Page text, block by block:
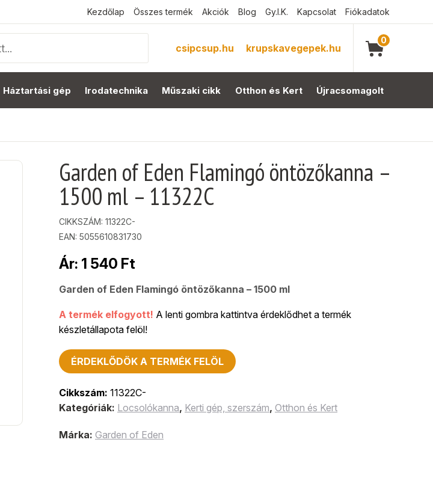
Kezdőlap Összes termék Akciók Blog Gy.I.K. Kapcsolat Fiókadatok
csipcsup.hu krupskavegepek.hu
0
Háztartási gép Irodatechnika Műszaki cikk Otthon és Kert Újracsomagolt
Garden of Eden Flamingó öntözőkanna –
1500 ml – 11322C
CIKKSZÁM: 11322C-
EAN: 5055610831730
Ár: 1 540 Ft
Garden of Eden Flamingó öntözőkanna – 1500 ml
A termék elfogyott! A lenti gombra kattintva érdeklődhet a termék
készletállapota felöl!
ÉRDEKLŐDÖK A TERMÉK FELÖL
Cikkszám: 11322C-
Kategóriák: Locsolókanna, Kerti gép, szerszám, Otthon és Kert
Márka: Garden of Eden